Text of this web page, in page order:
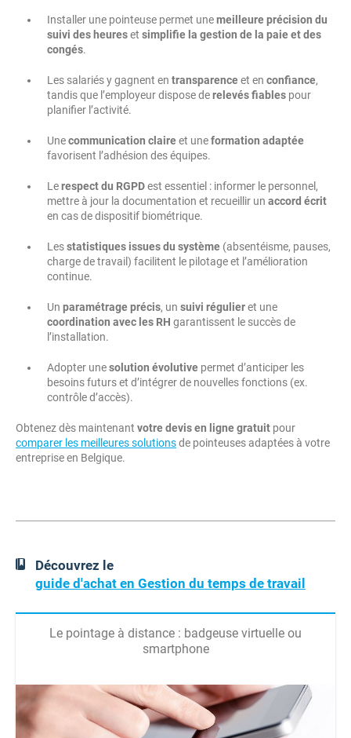
Installer une pointeuse permet unemeilleure précision du
suivi des heureset simplifie la gestion de la paie et des
congés.
Les salariés y gagnent en transparenceet en confiance,
tandis que l’employeur dispose derelevés fiables pour
planifier l’activité.
Unecommunication claireet uneformation adaptée
favorisent l’adhésion des équipes.
Lerespect du RGPDest essentiel : informer le personnel,
mettre à jour la documentation et recueillir un accord écrit
en cas de dispositif biométrique.
Lesstatistiques issues du système (absentéisme, pauses,
charge de travail) facilitent le pilotage et l’amélioration
continue.
Un paramétrage précis, un suivi régulieret une
coordination avec les RH garantissent le succès de
l’installation.
Adopter unesolution évolutive permet d’anticiper les
besoins futurs et d’intégrer de nouvelles fonctions (ex.
contrôle d’accès).
Obtenez dès maintenant votre devis en ligne gratuit pour
comparer les meilleures solutionsde pointeuses adaptées à votre
entreprise en Belgique.
Découvrez le
guide d'achat en Gestion du temps de travail
Le pointage à distance : badgeuse virtuelle ou
smartphone